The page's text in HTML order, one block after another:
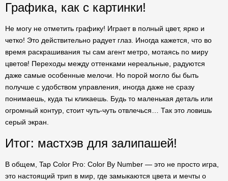
Графика, как с картинки!
Не могу не отметить графику! Играет в полный цвет, ярко и
четко! Это действительно радует глаз. Иногда кажется, что во
время раскрашивания ты сам агент метро, мотаясь по миру
цветов! Переходы между оттенками нереальные, радуются
даже самые особенные мелочи. Но порой могло бы быть
получше с удобством управления, иногда даже не сразу
понимаешь, куда ты кликаешь. Будь то маленькая деталь или
огромный контур, стоит чуть-чуть отвлечься… Так это ловишь
серый экран.
Итог: мастхэв для залипашей!
В общем, Tap Color Pro: Color By Number — это не просто игра,
это настоящий трип в мир, где замыкаются цвета и мечты о